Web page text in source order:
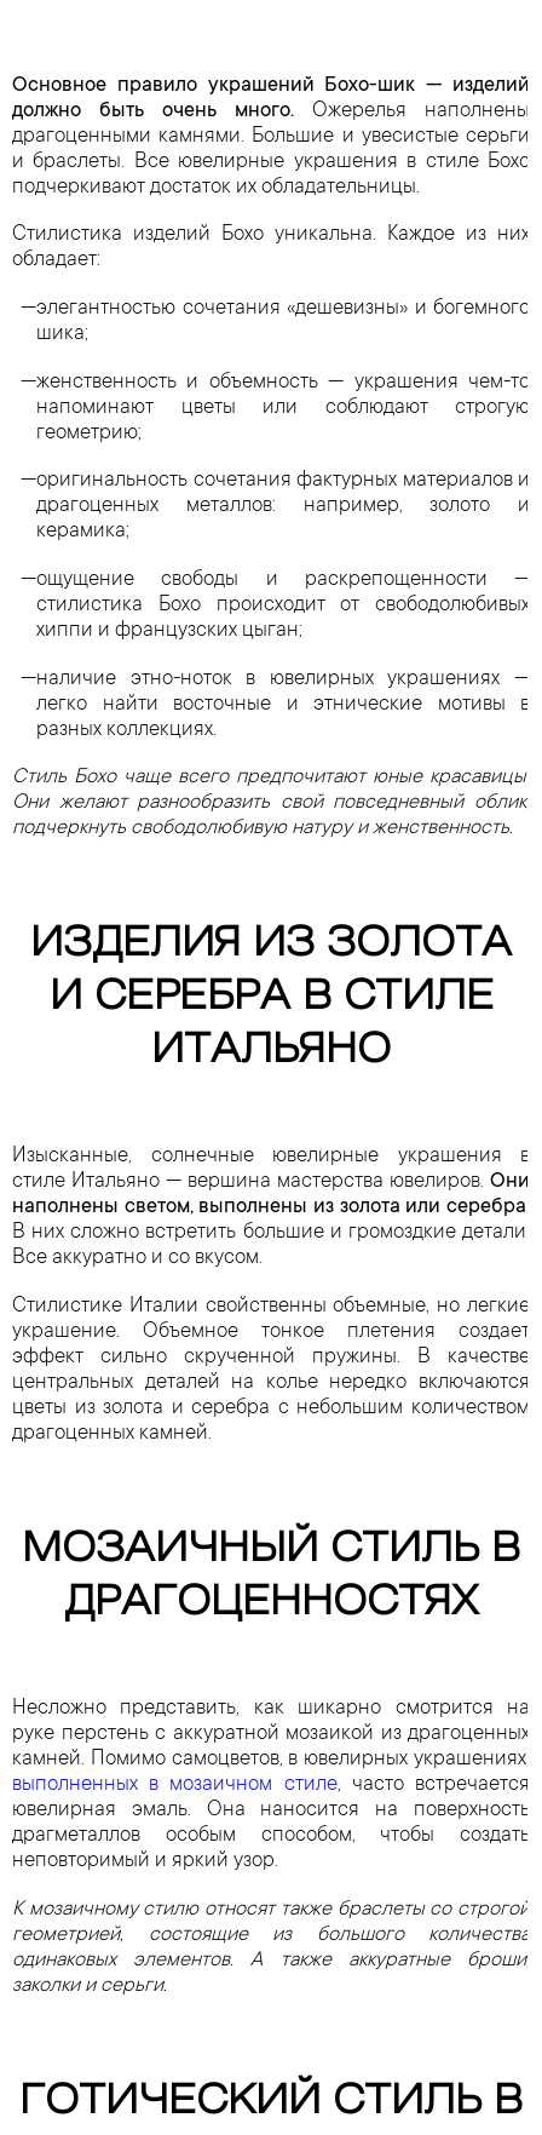
Основное правило украшений Бохо-шик — изделий
должно быть очень много. Ожерелья наполнены
драгоценными камнями. Большие и увесистые серьги
и браслеты. Все ювелирные украшения в стиле Бохо
подчеркивают достаток их обладательницы.
Стилистика изделий Бохо уникальна. Каждое из них
обладает:
элегантностью сочетания «дешевизны» и богемного
шика;
женственность и объемность — украшения чем-то
напоминают цветы или соблюдают строгую
геометрию;
оригинальность сочетания фактурных материалов и
драгоценных металлов: например, золото и
керамика;
ощущение свободы и раскрепощенности —
стилистика Бохо происходит от свободолюбивых
хиппи и французских цыган;
наличие этно-ноток в ювелирных украшениях —
легко найти восточные и этнические мотивы в
разных коллекциях.
Стиль Бохо чаще всего предпочитают юные красавицы.
Они желают разнообразить свой повседневный облик,
подчеркнуть свободолюбивую натуру и женственность.
ИЗДЕЛИЯ ИЗ ЗОЛОТА
И СЕРЕБРА В СТИЛЕ
ИТАЛЬЯНО
Изысканные, солнечные ювелирные украшения в
стиле Итальяно — вершина мастерства ювелиров. Они
наполнены светом, выполнены из золота или серебра.
В них сложно встретить большие и громоздкие детали.
Все аккуратно и со вкусом.
Стилистике Италии свойственны объемные, но легкие
украшение. Объемное тонкое плетения создает
эффект сильно скрученной пружины. В качестве
центральных деталей на колье нередко включаются
цветы из золота и серебра с небольшим количеством
драгоценных камней.
МОЗАИЧНЫЙ СТИЛЬ В
ДРАГОЦЕННОСТЯХ
Несложно представить, как шикарно смотрится на
руке перстень с аккуратной мозаикой из драгоценных
камней. Помимо самоцветов, в ювелирных украшениях,
выполненных в мозаичном стиле, часто встречается
ювелирная эмаль. Она наносится на поверхность
драгметаллов особым способом, чтобы создать
неповторимый и яркий узор.
К мозаичному стилю относят также браслеты со строгой
геометрией, состоящие из большого количества
одинаковых элементов. А также аккуратные броши,
заколки и серьги.
ГОТИЧЕСКИЙ СТИЛЬ В